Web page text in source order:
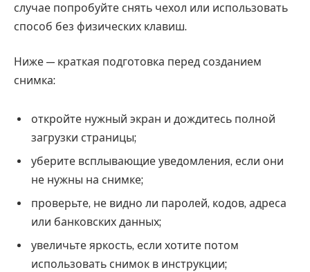
случае попробуйте снять чехол или использовать
способ без физических клавиш.
Ниже — краткая подготовка перед созданием
снимка:
откройте нужный экран и дождитесь полной
загрузки страницы;
уберите всплывающие уведомления, если они
не нужны на снимке;
проверьте, не видно ли паролей, кодов, адреса
или банковских данных;
увеличьте яркость, если хотите потом
использовать снимок в инструкции;